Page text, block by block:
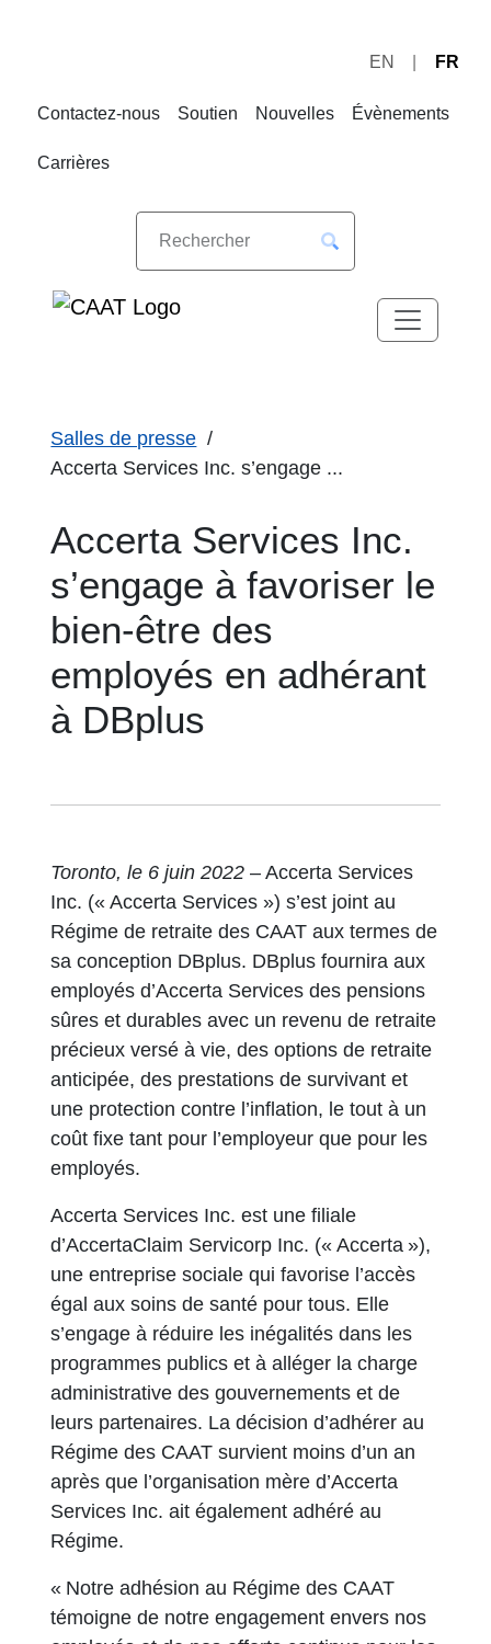
navigation
EN FR
Contactez-nous Soutien Nouvelles Évènements
Carrières
Salles de presse
Accerta Services Inc. s’engage ...
Accerta Services Inc.
s’engage à favoriser le
bien-être des
employés en adhérant
à DBplus
Toronto, le 6 juin 2022– Accerta Services
Inc. (« Accerta Services ») s’est joint au
Régime de retraite des CAAT aux termes de
sa conception DBplus. DBplus fournira aux
employés d’Accerta Services des pensions
sûres et durables avec un revenu de retraite
précieux versé à vie, des options de retraite
anticipée, des prestations de survivant et
une protection contre l’inflation, le tout à un
coût fixe tant pour l’employeur que pour les
employés.
Accerta Services Inc. est une filiale
d’AccertaClaim Servicorp Inc. (« Accerta »),
une entreprise sociale qui favorise l’accès
égal aux soins de santé pour tous. Elle
s’engage à réduire les inégalités dans les
programmes publics et à alléger la charge
administrative des gouvernements et de
leurs partenaires. La décision d’adhérer au
Régime des CAAT survient moins d’un an
après que l’organisation mère d’Accerta
Services Inc. ait également adhéré au
Régime.
« Notre adhésion au Régime des CAAT
témoigne de notre engagement envers nos